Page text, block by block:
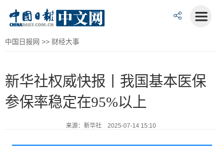
中国日报网 >> 财经大事
新华社权威快报丨我国基本医保
参保率稳定在95%以上
来源：新华社 2025-07-14 15:10